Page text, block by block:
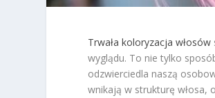
Trwała koloryzacja włosów
wyglądu. To nie tylko
odzwierciedla naszą
wnikają w strukturę włosa,